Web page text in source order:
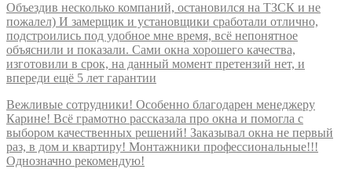
Объездив несколько компаний, остановился на ТЗСК и не
пожалел) И замерщик и установщики сработали отлично,
подстроились под удобное мне время, всё непонятное
объяснили и показали. Сами окна хорошего качества,
изготовили в срок, на данный момент претензий нет, и
впереди ещё 5 лет гарантии
Вежливые сотрудники! Особенно благодарен менеджеру
Карине! Всё грамотно рассказала про окна и помогла с
выбором качественных решений! Заказывал окна не первый
раз, в дом и квартиру! Монтажники профессиональные!!!
Однозначно рекомендую!